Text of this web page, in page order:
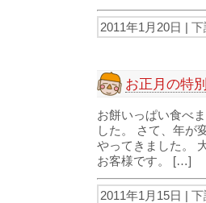
2011年1月20日 | 下
お正月の特
お餅いっぱい食べ
した。 さて、年が
やってきました。
お客様です。 […]
2011年1月15日 | 下